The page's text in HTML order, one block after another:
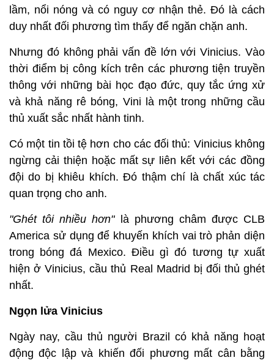
lầm, nổi nóng và có nguy cơ nhận thẻ. Đó là cách
duy nhất đối phương tìm thấy để ngăn chặn anh.
Nhưng đó không phải vấn đề lớn với Vinicius. Vào
thời điểm bị công kích trên các phương tiện truyền
thông với những bài học đạo đức, quy tắc ứng xử
và khả năng rê bóng, Vini là một trong những cầu
thủ xuất sắc nhất hành tinh.
Có một tin tồi tệ hơn cho các đối thủ: Vinicius không
ngừng cải thiện hoặc mất sự liên kết với các đồng
đội do bị khiêu khích. Đó thậm chí là chất xúc tác
quan trọng cho anh.
"Ghét tôi nhiều hơn"là phương châm được CLB
America sử dụng để khuyến khích vai trò phản diện
trong bóng đá Mexico. Điều gì đó tương tự xuất
hiện ở Vinicius, cầu thủ Real Madrid bị đối thủ ghét
nhất.
Ngọn lửa Vinicius
Ngày nay, cầu thủ người Brazil có khả năng hoạt
động độc lập và khiến đối phương mất cân bằng